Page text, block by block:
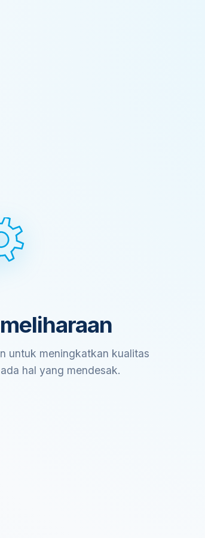
untuk meningkatkan kualitas
hal yang mendesak.